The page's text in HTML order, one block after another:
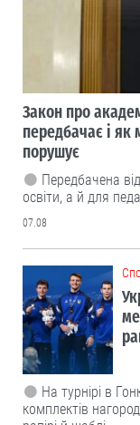
Закон про
передбачає і як
порушує
Передбачена
освіти, а й для
07.08
На турнірі в
комплектів